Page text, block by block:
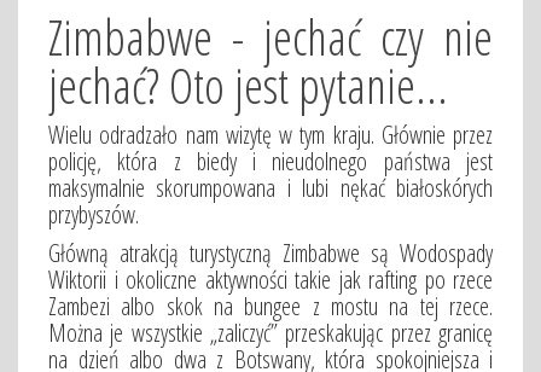
Zimbabwe - jechać czy nie
jechać? Oto jest pytanie...
Wielu odradzało nam wizytę w tym kraju. Głównie przez
policję, która z biedy i nieudolnego państwa jest
maksymalnie skorumpowana i lubi nękać białoskórych
przybyszów.
Główną atrakcją turystyczną Zimbabwe są Wodospady
Wiktorii i okoliczne aktywności takie jak rafting po rzece
Zambezi albo skok na bungee z mostu na tej rzece.
Można je wszystkie „zaliczyć” przeskakując przez granicę
na dzień albo dwa z Botswany, która spokojniejsza i